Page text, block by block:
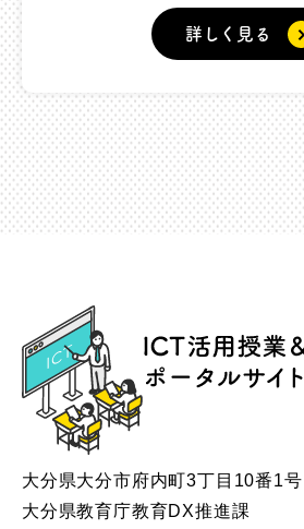
詳しく見る
ICT
大分県大分市府内町3丁目10番1号
大分県教育庁教育DX推進課